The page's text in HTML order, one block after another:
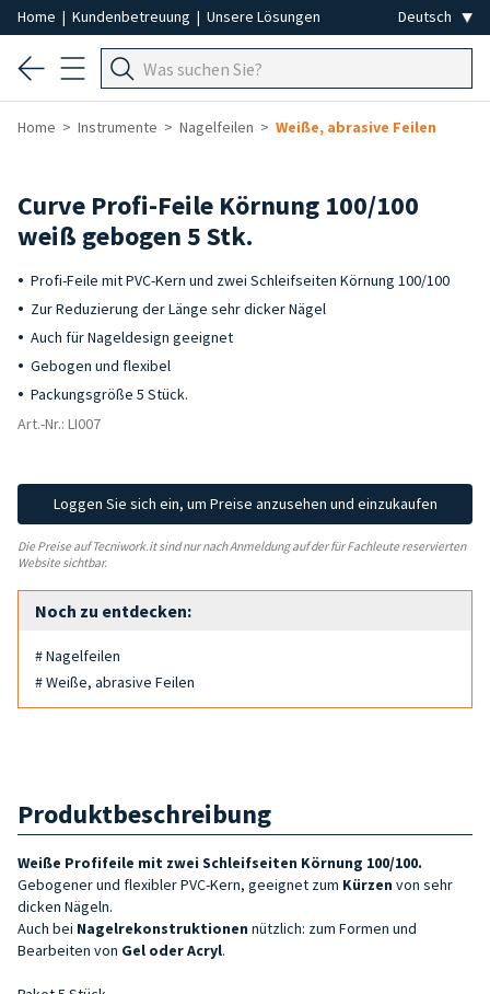
Home | Kundenbetreuung | Unsere Lösungen
Home Instrumente Nagelfeilen Weiße, abrasive Feilen
Curve Profi-Feile Körnung 100/100
weiß gebogen 5 Stk.
Profi-Feile mit PVC-Kern und zwei Schleifseiten Körnung 100/100
Zur Reduzierung der Länge sehr dicker Nägel
Auch für Nageldesign geeignet
Gebogen und flexibel
Packungsgröße 5 Stück.
Art.-Nr.: LI007
Loggen Sie sich ein, um Preise anzusehen und einzukaufen
Die Preise auf Tecniwork.it sind nur nach Anmeldung auf der für Fachleute reservierten
Website sichtbar.
Noch zu entdecken:
# Nagelfeilen
# Weiße, abrasive Feilen
Produktbeschreibung
Weiße Profifeile mit zwei Schleifseiten Körnung 100/100.
Gebogener und flexibler PVC-Kern, geeignet zum Kürzen von sehr
dicken Nägeln.
Auch bei Nagelrekonstruktionen nützlich: zum Formen und
Bearbeiten von Gel oder Acryl.